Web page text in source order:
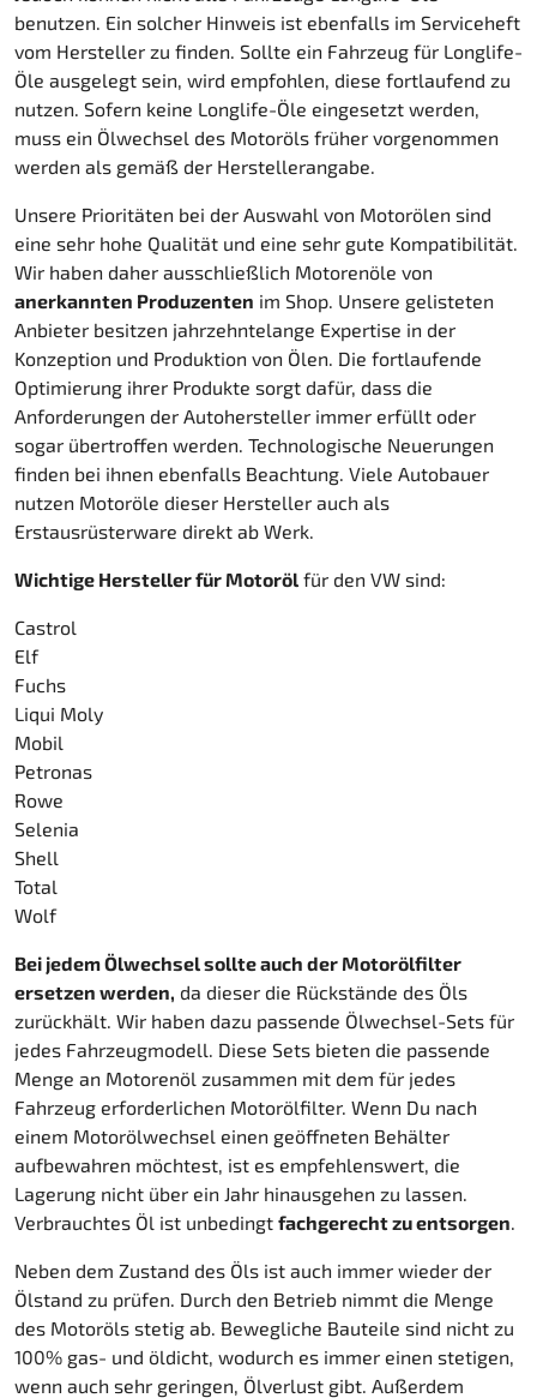
benutzen. Ein solcher Hinweis ist ebenfalls im Serviceheft
vom Hersteller zu finden. Sollte ein Fahrzeug für Longlife-
Öle ausgelegt sein, wird empfohlen, diese fortlaufend zu
nutzen. Sofern keine Longlife-Öle eingesetzt werden,
muss ein Ölwechsel des Motoröls früher vorgenommen
werden als gemäß der Herstellerangabe.
Unsere Prioritäten bei der Auswahl von Motorölen sind
eine sehr hohe Qualität und eine sehr gute Kompatibilität.
Wir haben daher ausschließlich Motorenöle von
anerkannten Produzenten im Shop. Unsere gelisteten
Anbieter besitzen jahrzehntelange Expertise in der
Konzeption und Produktion von Ölen. Die fortlaufende
Optimierung ihrer Produkte sorgt dafür, dass die
Anforderungen der Autohersteller immer erfüllt oder
sogar übertroffen werden. Technologische Neuerungen
finden bei ihnen ebenfalls Beachtung. Viele Autobauer
nutzen Motoröle dieser Hersteller auch als
Erstausrüsterware direkt ab Werk.
Wichtige Hersteller für Motoröl für den VW sind:
Castrol
Elf
Fuchs
Liqui Moly
Mobil
Petronas
Rowe
Selenia
Shell
Total
Wolf
Bei jedem Ölwechsel sollte auch der Motorölfilter
ersetzen werden, da dieser die Rückstände des Öls
zurückhält. Wir haben dazu passende Ölwechsel-Sets für
jedes Fahrzeugmodell. Diese Sets bieten die passende
Menge an Motorenöl zusammen mit dem für jedes
Fahrzeug erforderlichen Motorölfilter. Wenn Du nach
einem Motorölwechsel einen geöffneten Behälter
aufbewahren möchtest, ist es empfehlenswert, die
Lagerung nicht über ein Jahr hinausgehen zu lassen.
Verbrauchtes Öl ist unbedingt fachgerecht zu entsorgen
Neben dem Zustand des Öls ist auch immer wieder der
Ölstand zu prüfen. Durch den Betrieb nimmt die Menge
des Motoröls stetig ab. Bewegliche Bauteile sind nicht zu
100% gas- und öldicht, wodurch es immer einen stetigen,
wenn auch sehr geringen, Ölverlust gibt. Außerdem